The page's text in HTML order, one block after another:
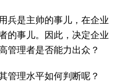
兵是主帅的事儿，在企业
的事儿。因此，决定企业
管理者是否能力出众？
管理水平如何判断呢？